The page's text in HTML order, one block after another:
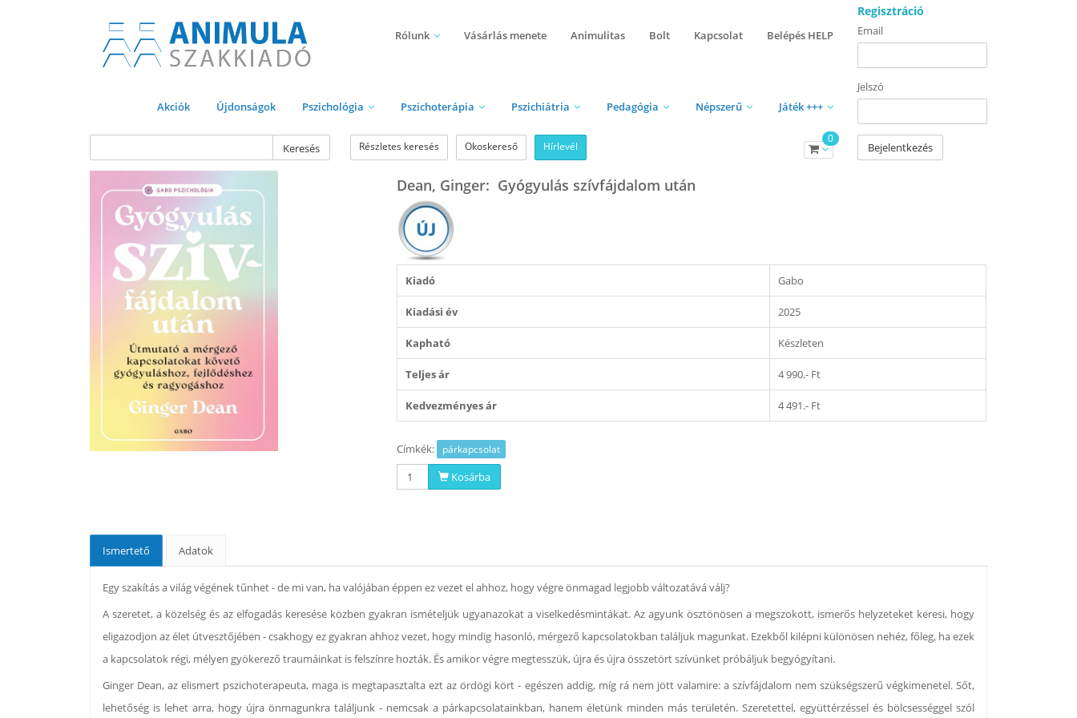
Rólunk Vásárlás menete Animulitas Bolt Kapcsolat Belépés HELP
Akciók Újdonságok Pszichológia Pszichoterápia Pszichiátria Pedagógia Népszerű Játék +++
Keresés Részletes keresés Okoskereső Hírlevél
0
Regisztráció
Email
Jelszó
Bejelentkezés
Dean, Ginger: Gyógyulás szívfájdalom után
Kiadó Gabo
Kiadási év 2025
Kapható Készleten
Teljes ár 4 990.- Ft
Kedvezményes ár 4 491.- Ft
Címkék: párkapcsolat
Kosárba
Ismertető Adatok
Egy szakítás a világ végének tűnhet - de mi van, ha valójában éppen ez vezet el ahhoz, hogy végre önmagad legjobb változatává válj?
A szeretet, a közelség és az elfogadás keresése közben gyakran ismételjük ugyanazokat a viselkedésmintákat. Az agyunk ösztönösen a megszokott, ismerős helyzeteket keresi, hogy
eligazodjon az élet útvesztőjében - csakhogy ez gyakran ahhoz vezet, hogy mindig hasonló, mérgező kapcsolatokban találjuk magunkat. Ezekből kilépni különösen nehéz, főleg, ha ezek
a kapcsolatok régi, mélyen gyökerező traumáinkat is felszínre hozták. És amikor végre megtesszük, újra és újra összetört szívünket próbáljuk begyógyítani.
Ginger Dean, az elismert pszichoterapeuta, maga is megtapasztalta ezt az ördögi kört - egészen addig, míg rá nem jött valamire: a szívfájdalom nem szükségszerű végkimenetel. Sőt,
lehetőség is lehet arra, hogy újra önmagunkra találjunk - nemcsak a párkapcsolatainkban, hanem életünk minden más területén. Szeretettel, együttérzéssel és bölcsességgel szól